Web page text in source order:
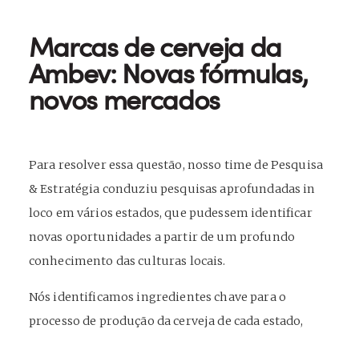
Marcas de cerveja da
Ambev: Novas fórmulas,
novos mercados
Para resolver essa questão, nosso time de Pesquisa
& Estratégia conduziu pesquisas aprofundadas in
loco em vários estados, que pudessem identificar
novas oportunidades a partir de um profundo
conhecimento das culturas locais.
Nós identificamos ingredientes chave para o
processo de produção da cerveja de cada estado,